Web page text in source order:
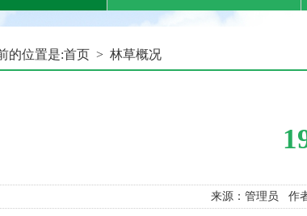
的位置是:首页 > 林草概况
来源：管理员 作